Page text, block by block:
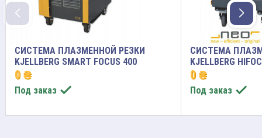
СИСТЕМА ПЛАЗМЕННОЙ РЕЗКИ
KJELLBERG SMART FOCUS 400
0 ₴
Под заказ 
СИСТЕМА
KJELLBERG
0 ₴
Под заказ 